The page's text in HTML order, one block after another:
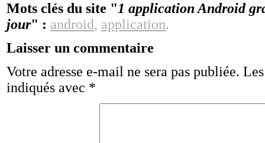
Mots clés du site "1 application Android
jour" : android, application.
Laisser un commentaire
Votre adresse e-mail ne sera pas publiée.
indiqués avec *